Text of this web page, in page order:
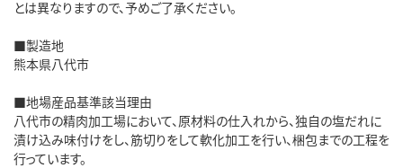
とは異なりますので、予めご了承ください。
■製造地
熊本県八代市
■地場産品基準該当理由
八代市の精肉加工場において、原材料の仕入れから、独自の塩だれに
漬け込み味付けをし、筋切りをして軟化加工を行い、梱包までの工程を
行っています。